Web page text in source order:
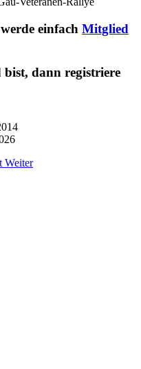
einfach Mitglied
dann registriere
Weiter